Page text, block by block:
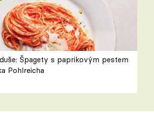
Špagety s paprikovým pestem
Pohlreicha